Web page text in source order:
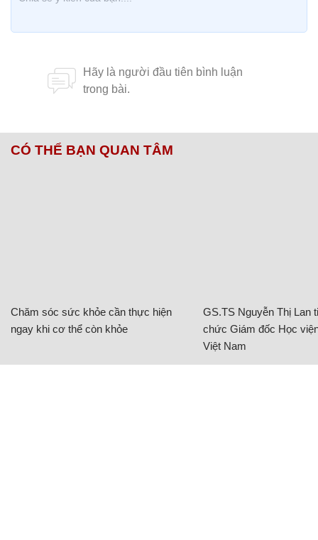
CÓ THỂ BẠN QUAN TÂM
Chăm sóc sức khỏe cần thực hiện
ngay khi cơ thể còn khỏe
GS.TS Nguyễn Thị Lan
chức Giám đốc Học
Việt Nam